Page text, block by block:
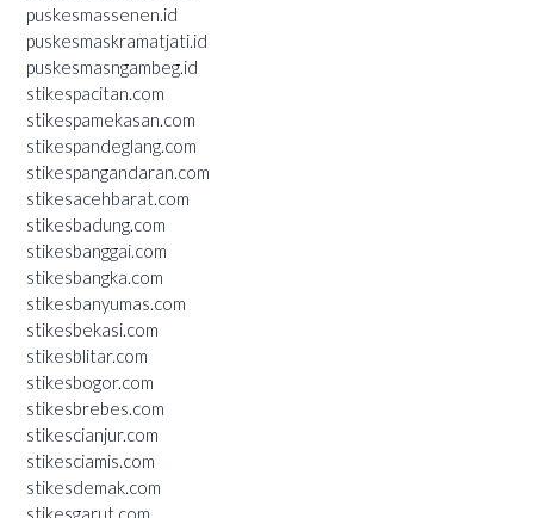
puskesmassenen.id
puskesmaskramatjati.id
puskesmasngambeg.id
stikespacitan.com
stikespamekasan.com
stikespandeglang.com
stikespangandaran.com
stikesacehbarat.com
stikesbadung.com
stikesbanggai.com
stikesbangka.com
stikesbanyumas.com
stikesbekasi.com
stikesblitar.com
stikesbogor.com
stikesbrebes.com
stikescianjur.com
stikesciamis.com
stikesdemak.com
stikesgarut.com